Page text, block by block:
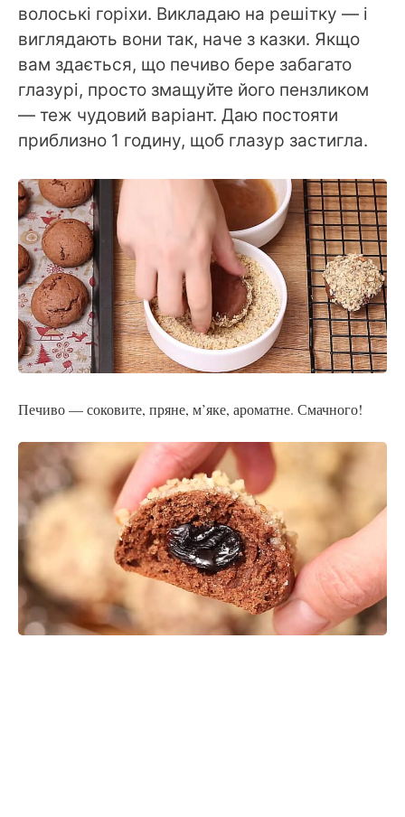
волоські горіхи. Викладаю на решітку — і
виглядають вони так, наче з казки. Якщо
вам здається, що печиво бере забагато
глазурі, просто змащуйте його пензликом
— теж чудовий варіант. Даю постояти
приблизно 1 годину, щоб глазур застигла.
Печиво — соковите, пряне, м’яке, ароматне. Смачного!